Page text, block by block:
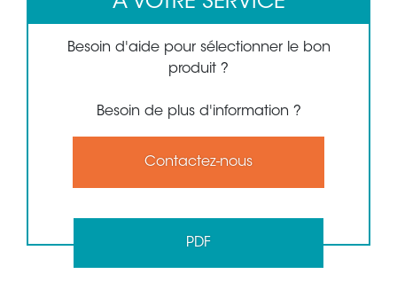
Besoin d'aide pour sélectionner le bon
produit ?
Besoin de plus d'information ?
Contactez-nous
PDF